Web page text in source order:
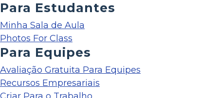
Para Estudantes
Minha Sala de Aula
Photos For Class
Para Equipes
Avaliação Gratuita Para Equipes
Recursos Empresariais